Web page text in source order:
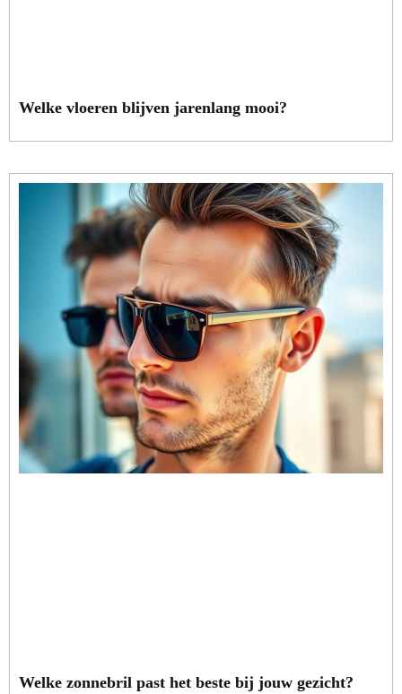
Welke vloeren blijven jarenlang mooi?
Welke zonnebril past het beste bij jouw gezicht?